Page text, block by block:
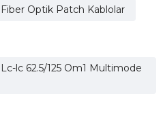
Fiber Optik Patch Kablolar
lc 62.5/125 Om1 Multimode